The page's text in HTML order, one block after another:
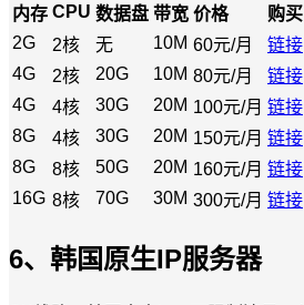
内存 CPU 数据盘 带宽 价格
购买
2G
2核 无 10M 60元/月
链接
4G
2核 20G 10M 80元/月
链接
4G
4核 30G 20M 100元/月 链接
8G
4核 30G 20M 150元/月 链接
8G
8核 50G 20M 160元/月 链接
16G 8核 70G 30M 300元/月 链接
6、韩国原生IP服务器